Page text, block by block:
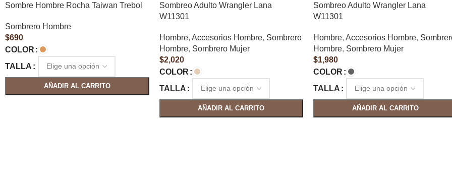
Sombre Hombre Rocha Taiwan Trebol
Sombrero Hombre
$690
COLOR
TALLA
AÑADIR AL CARRITO
Sombreo Adulto Wrangler Lana
W11301
Hombre, Accesorios Hombre, Sombrero
Hombre, Sombrero Mujer
$2,020
COLOR
TALLA
AÑADIR AL CARRITO
Sombreo Adulto Wrangler Lana
W11301
Hombre, Accesorios Hombre,
Hombre, Sombrero Mujer
$1,980
COLOR
TALLA
AÑADIR AL CARRITO